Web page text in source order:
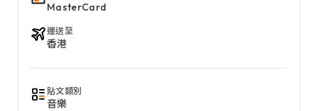
MasterCard
運送至
香港
貼文類別
音樂